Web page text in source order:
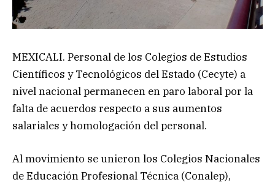
MEXICALI. Personal de los Colegios de Estudios
Científicos y Tecnológicos del Estado (Cecyte) a
nivel nacional permanecen en paro laboral por la
falta de acuerdos respecto a sus aumentos
salariales y homologación del personal.
Al movimiento se unieron los Colegios Nacionales
de Educación Profesional Técnica (Conalep),